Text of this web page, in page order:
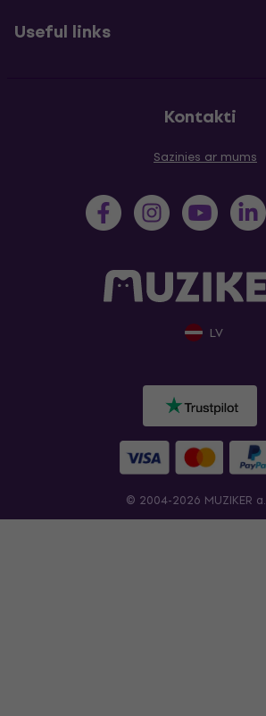
Useful links
Kontakti
Sazinies ar mums
LV
© 2004-2026 MUZIKER